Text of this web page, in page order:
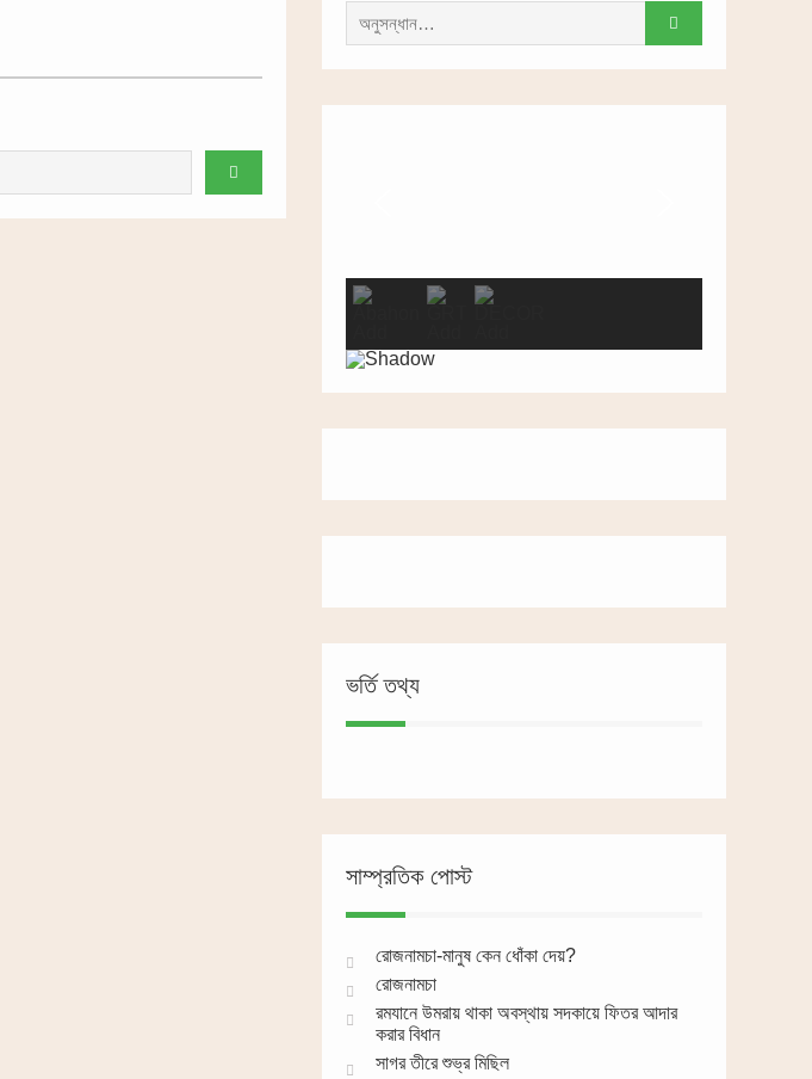
করাঃ
ভর্তি তথ্য
সাম্প্রতিক পোস্ট
রোজনামচা-মানুষ কেন ধোঁকা দেয়?
রোজনামচা
রমযানে উমরায় থাকা অবস্থায় সদকায়ে ফিতর আদার
করার বিধান
সাগর তীরে শুভ্র মিছিল